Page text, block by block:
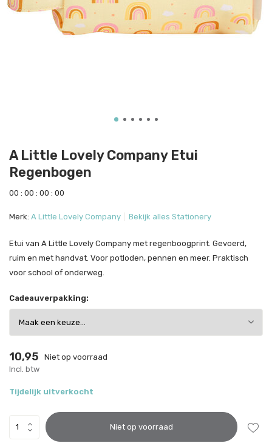
A Little Lovely Company Etui
Regenbogen
00 : 00 : 00 : 00
Merk: A Little Lovely Company Bekijk alles Stationery
Etui van A Little Lovely Company met regenboogprint. Gevoerd,
ruim en met handvat. Voor potloden, pennen en meer. Praktisch
voor school of onderweg.
Cadeauverpakking:
10,95
Niet op voorraad
Incl. btw
Tijdelijk uitverkocht
Niet op voorraad